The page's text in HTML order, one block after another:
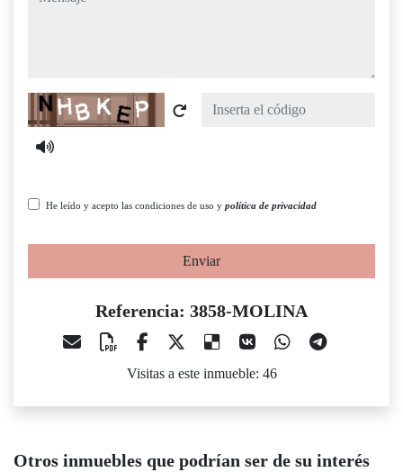
Captcha
He leído y acepto las condiciones de uso y política de privacidad
Enviar
Referencia: 3858-MOLINA
Visitas a este inmueble: 46
Otros inmuebles que podrían ser de su interés